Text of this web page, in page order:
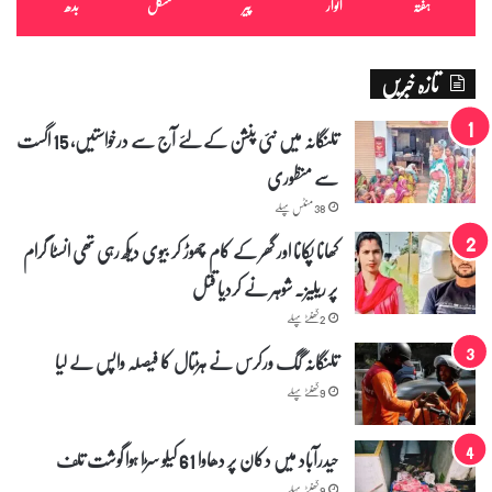
ن
گ
ا
م
ی
ہ
د
ا
ی
ا
ت
ج
ا
ر
ی
تازہ خبریں
تلنگانہ میں نئی پنشن کے لئے آج سے درخواستیں، 15 اگست
سے منظوری
38 منٹس پہلے
کھانا پکانا اور گھر کے کام چھوڑ کر بیوی دیکھ رہی تھی انسٹا گرام
پر ریلیز۔ شوہر نے کردیا قتل
2 گھنٹے پہلے
تلنگانہ گگ ورکرس نے ہڑتال کا فیصلہ واپس لے لیا
9 گھنٹے پہلے
حیدرآباد میں دکان پر دھاوا 61 کیلو سڑا ہوا گوشت تلف